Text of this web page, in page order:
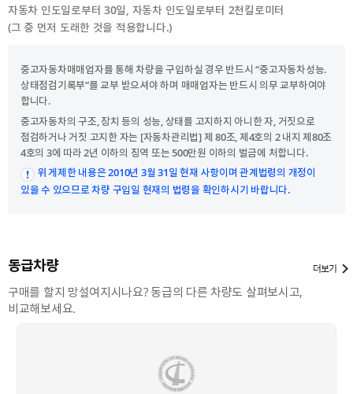
자동차 인도일로부터 30일, 자동차 인도일로부터 2천킬로미터
(그 중 먼저 도래한 것을 적용합니다.)
중고자동차매매업자를 통해 차량을 구입하실 경우 반드시 “중고자동차성능.
상태점검기록부”를 교부 받으셔야 하며 매매업자는 반드시 의무 교부하여야
합니다.
중고자동차의 구조, 장치 등의 성능, 상태를 고지하지 아니한 자, 거짓으로
점검하거나 거짓 고지한 자는 [자동차관리법] 제 80조, 제4호의 2 내지 제80조
4호의 3에 따라 2년 이하의 징역 또는 500만원 이하의 벌금에 처합니다.
위 게제한 내용은 2010년 3월 31일 현재 사항이며 관계법령의 개정이
있을 수 있으므로 차량 구입일 현재의 법령을 확인하시기 바랍니다.
동급차량 더보기
구매를 할지 망설여지시나요? 동급의 다른 차량도 살펴보시고,
비교해보세요.